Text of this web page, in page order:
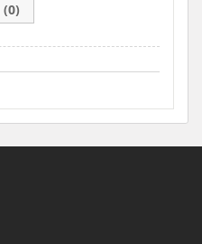
(0)